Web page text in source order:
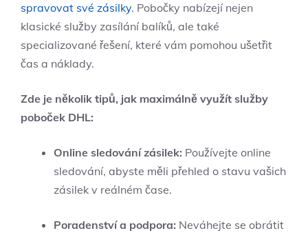
spravovat své zásilky. Pobočky nabízejí nejen
klasické služby zasílání balíků, ale také
specializované řešení, které vám pomohou ušetřit
čas a náklady.
Zde je několik tipů, jak maximálně využít služby
poboček DHL:
Online sledování zásilek: Používejte online
sledování, abyste měli přehled o stavu vašich
zásilek v reálném čase.
Poradenství a podpora: Neváhejte se obrátit